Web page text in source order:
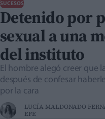
SUCESOS
Detenido por
sexual a una
del instituto
El hombre alegó creer que
después de confesar
por la cara
LUCÍA MALDONADO
EFE